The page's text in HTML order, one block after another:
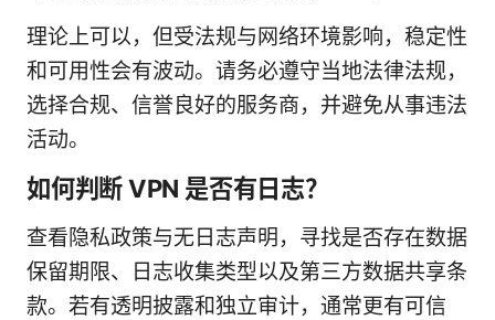
理论上可以，但受法规与网络环境影响，稳定性
和可用性会有波动。请务必遵守当地法律法规，
选择合规、信誉良好的服务商，并避免从事违法
活动。
如何判断 VPN 是否有日志？
查看隐私政策与无日志声明，寻找是否存在数据
保留期限、日志收集类型以及第三方数据共享条
款。若有透明披露和独立审计，通常更有可信